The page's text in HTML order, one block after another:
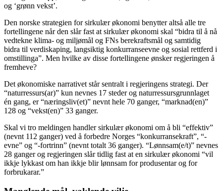
og ‘grønn vekst’.
Den norske strategien for sirkulær økonomi benytter altså alle tre
fortellingene når den slår fast at sirkulær økonomi skal “bidra til å nå
vedtekne klima- og miljømål og FNs berekraftsmål og samtidig
bidra til verdiskaping, langsiktig konkurranseevne og sosial rettferd i
omstillinga”. Men hvilke av disse fortellingene ønsker regjeringen å
fremheve?
Det økonomiske narrativet står sentralt i regjeringens strategi. Der
“naturressurs(ar)” kun nevnes 17 steder og naturressursgrunnlaget
én gang, er “næringsliv(et)” nevnt hele 70 ganger, “marknad(en)”
128 og “vekst(en)” 33 ganger.
Skal vi tro meldingen handler sirkulær økonomi om å bli “effektiv”
(nevnt 112 ganger) ved å forbedre Norges “konkurransekraft”, “-
evne” og “-fortrinn” (nevnt totalt 36 ganger). “Lønnsam(e/t)” nevnes
28 ganger og regjeringen slår tidlig fast at en sirkulær økonomi “vil
ikkje lykkast om han ikkje blir lønnsam for produsentar og for
forbrukarar.”